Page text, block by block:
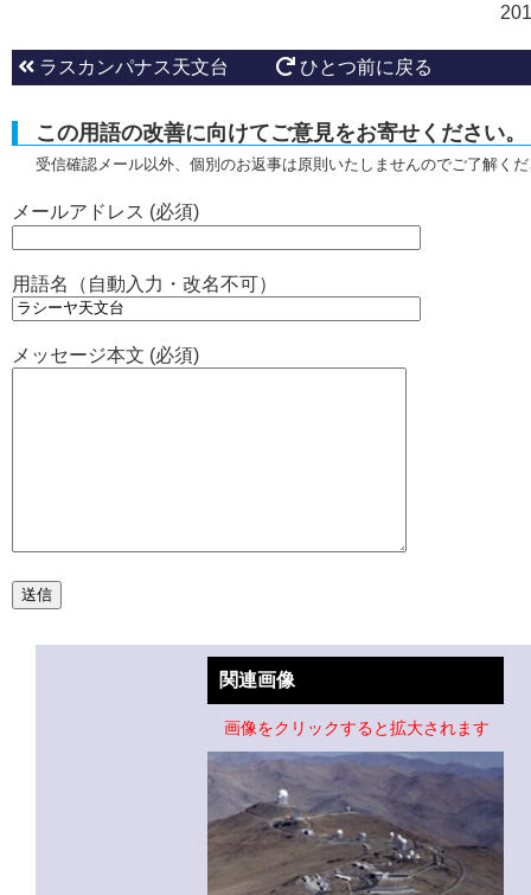
ラスカンパナス天文台 ひとつ前に戻る
この用語の改善に向けてご意見をお寄せください。
受信確認メール以外、個別のお返事は原則いたしませんのでご了解く
メールアドレス (必須)
用語名（自動入力・改名不可）
メッセージ本文 (必須)
関連画像
画像をクリックすると拡大されます